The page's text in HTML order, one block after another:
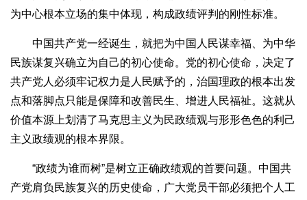
为中心根本立场的集中体现，构成政绩评判的刚性标准。
中国共产党一经诞生，就把为中国人民谋幸福、为中华
民族谋复兴确立为自己的初心使命。党的初心使命，决定了
共产党人必须牢记权力是人民赋予的，治国理政的根本出发
点和落脚点只能是保障和改善民生、增进人民福祉。这就从
价值本源上划清了马克思主义为民政绩观与形形色色的利己
主义政绩观的根本界限。
“政绩为谁而树”是树立正确政绩观的首要问题。中国共
产党肩负民族复兴的历史使命，广大党员干部必须把个人工